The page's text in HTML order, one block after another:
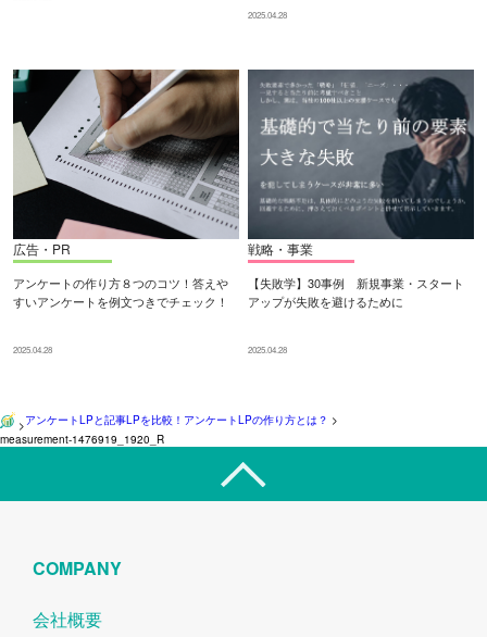
2025.04.28
広告・PR
アンケートの作り方８つのコツ！答えや
すいアンケートを例文つきでチェック！
2025.04.28
戦略・事業
【失敗学】30事例 新規事業・スタート
アップが失敗を避けるために
2025.04.28
>アンケートLPと記事LPを比較！アンケートLPの作り方とは？ >
measurement-1476919_1920_R
COMPANY
会社概要